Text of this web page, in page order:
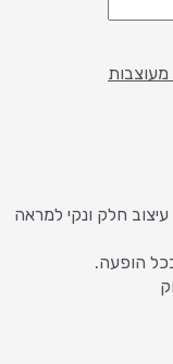
מעוצבות
חלק ונקי למראה
הופעה.